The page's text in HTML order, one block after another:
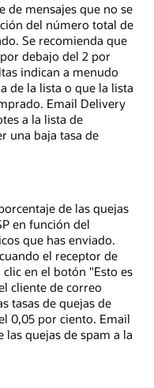
de mensajes que no se
del número total de
Se recomienda que
debajo del 2 por
indican a menudo
de la lista o que la lista
Email Delivery
a la lista de
una baja tasa de
de las quejas
en función del
que has enviado.
el receptor de
en el botón "Esto es
cliente de correo
tasas de quejas de
0,05 por ciento. Email
quejas de spam a la